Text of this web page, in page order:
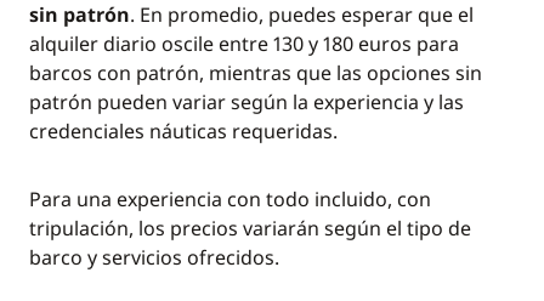
sin patrón. En promedio, puedes esperar que el
alquiler diario oscile entre 130 y 180 euros para
barcos con patrón, mientras que las opciones sin
patrón pueden variar según la experiencia y las
credenciales náuticas requeridas.
Para una experiencia con todo incluido, con
tripulación, los precios variarán según el tipo de
barco y servicios ofrecidos.